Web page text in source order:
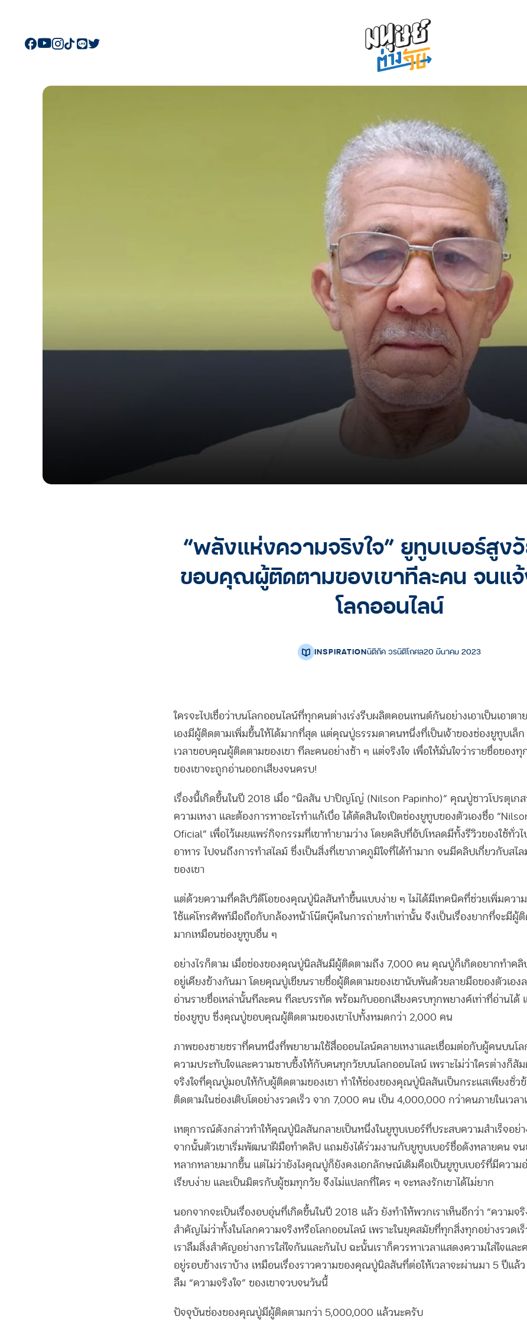
“พลังแห่งความจริงใจ” ยูทูบเบอร์สูง
ขอบคุณผู้ติดตามของเขาทีละคน จนแ
โลกออนไลน์
INSPIRATIONนิติภัค วรนิติโกศล20 มีนาคม 2023
ใครจะไปเชื่อว่าบนโลกออนไลน์ที่ทุกคนต่างเร่งรีบผลิตคอนเทนต์กันอย่างเอาเป็นเอาตา
เองมีผู้ติดตามเพิ่มขึ้นให้ได้มากที่สุด แต่คุณปู่ธรรมดาคนหนึ่งที่เป็นเจ้าของช่องยูทูบเล็
เวลาขอบคุณผู้ติดตามของเขา ทีละคนอย่างช้า ๆ แต่จริงใจ เพื่อให้มั่นใจว่ารายชื่อของ
ของเขาจะถูกอ่านออกเสียงจนครบ!
เรื่องนี้เกิดขึ้นในปี 2018 เมื่อ “นิลสัน ปาปิญโญ่ (Nilson Papinho)” คุณปู่ชาวโปรตุเก
ความเหงา และต้องการหาอะไรทำแก้เบื่อ ได้ตัดสินใจเปิดช่องยูทูบของตัวเองชื่อ
Oficial” เพื่อไว้เผยแพร่กิจกรรมที่เขาทำยามว่าง โดยคลิปที่อัปโหลดมีทั้งรีวิวของใช้ทั่ว
อาหาร ไปจนถึงการทำสไลม์ ซึ่งเป็นสิ่งที่เขาภาคภูมิใจที่ได้ทำมาก จนมีคลิปเกี่ยวกับสไ
ของเขา
แต่ด้วยความที่คลิปวิดีโอของคุณปู่นิลสันทำขึ้นแบบง่าย ๆ ไม่ได้มีเทคนิคที่ช่วยเพิ่มความ
ใช้แค่โทรศัพท์มือถือกับกล้องหน้าโน๊ตบุ๊คในการถ่ายทำเท่านั้น จึงเป็นเรื่องยากที่จะมีผู้
มากเหมือนช่องยูทูบอื่น ๆ
อย่างไรก็ตาม เมื่อช่องของคุณปู่นิลสันมีผู้ติดตามถึง 7,000 คน คุณปู่ก็เกิดอยากทำค
อยู่เคียงข้างกันมา โดยคุณปู่เขียนรายชื่อผู้ติดตามของเขานับพันด้วยลายมือของตัวเอง
อ่านรายชื่อเหล่านั้นทีละคน ทีละบรรทัด พร้อมกับออกเสียงครบทุกพยางค์เท่าที่อ่านได้
ช่องยูทูบ ซึ่งคุณปู่ขอบคุณผู้ติดตามของเขาไปทั้งหมดกว่า 2,000 คน
ภาพของชายชราที่คนหนึ่งที่พยายามใช้สื่อออนไลน์คลายเหงาและเชื่อมต่อกับผู้คนบนโ
ความประทับใจและความซาบซึ้งให้กับคนทุกวัยบนโลกออนไลน์ เพราะไม่ว่าใครต่างก็สั
จริงใจที่คุณปู่มอบให้กับผู้ติดตามของเขา ทำให้ช่องของคุณปู่นิลสันเป็นกระแสเพียงชั่ว
ติดตามในช่องเติบโตอย่างรวดเร็ว จาก 7,000 คน เป็น 4,000,000 กว่าคนภายในเวล
เหตุการณ์ดังกล่าวทำให้คุณปู่นิลสันกลายเป็นหนึ่งในยูทูบเบอร์ที่ประสบความสำเร็จอย่
จากนั้นตัวเขาเริ่มพัฒนาฝีมือทำคลิป แถมยังได้ร่วมงานกับยูทูบเบอร์ชื่อดังหลายคน จน
หลากหลายมากขึ้น แต่ไม่ว่ายังไงคุณปู่ก็ยังคงเอกลักษณ์เดิมคือเป็นยูทูบเบอร์ที่มีควา
เรียบง่าย และเป็นมิตรกับผู้ชมทุกวัย จึงไม่แปลกที่ใคร ๆ จะหลงรักเขาได้ไม่ยาก
นอกจากจะเป็นเรื่องอบอุ่นที่เกิดขึ้นในปี 2018 แล้ว ยังทำให้พวกเราเห็นอีกว่า “ความจริ
สำคัญไม่ว่าทั้งในโลกความจริงหรือโลกออนไลน์ เพราะในยุคสมัยที่ทุกสิ่งทุกอย่างรวดเ
เราลืมสิ่งสำคัญอย่างการใส่ใจกันและกันไป ฉะนั้นเราก็ควรหาเวลาแสดงความใส่ใจแล
อยู่รอบข้างเราบ้าง เหมือนเรื่องราวความของคุณปู่นิลสันที่ต่อให้เวลาจะผ่านมา 5 ปีแล้
ลืม “ความจริงใจ” ของเขาจวบจนวันนี้
ปัจจุบันช่องของคุณปู่มีผู้ติดตามกว่า 5,000,000 แล้วนะครับ